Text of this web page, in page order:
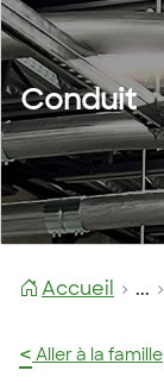
Conduit
Accueil ...
< Aller à la famille